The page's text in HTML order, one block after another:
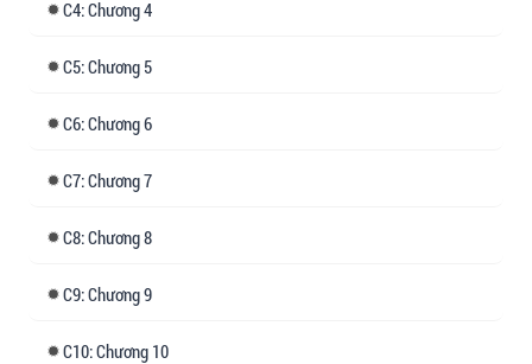
4: Chương 4
5: Chương 5
6: Chương 6
7: Chương 7
8: Chương 8
9: Chương 9
10: Chương 10